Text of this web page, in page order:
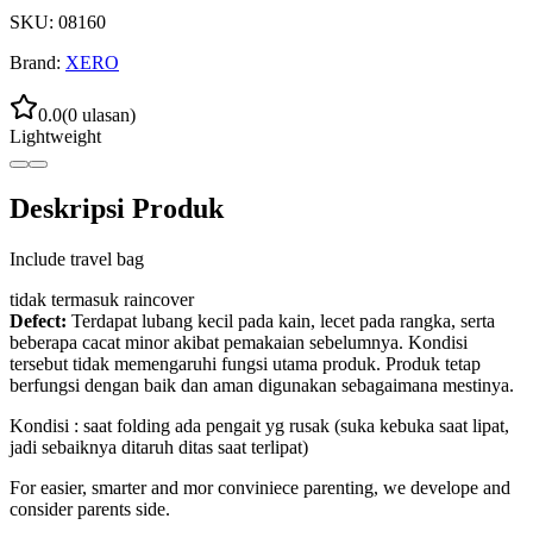
SKU: 08160
Brand: XERO
0.0(0 ulasan)
Lightweight
Deskripsi Produk
Include travel bag
tidak termasuk raincover
Defect: Terdapat lubang kecil pada kain, lecet pada rangka, serta
beberapa cacat minor akibat pemakaian sebelumnya. Kondisi
tersebut tidak memengaruhi fungsi utama produk. Produk tetap
berfungsi dengan baik dan aman digunakan sebagaimana mestinya.
Kondisi : saat folding ada pengait yg rusak (suka kebuka saat lipat,
jadi sebaiknya ditaruh ditas saat terlipat)
For easier, smarter and mor conviniece parenting, we develope and
consider parents side.